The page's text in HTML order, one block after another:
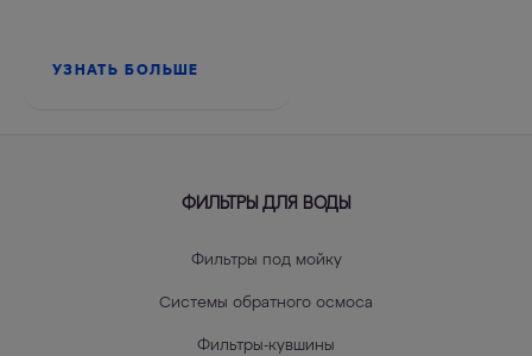
УЗНАТЬ БОЛЬШЕ
ФИЛЬТРЫ ДЛЯ ВОДЫ
Фильтры под мойку
Системы обратного осмоса
Фильтры-кувшины